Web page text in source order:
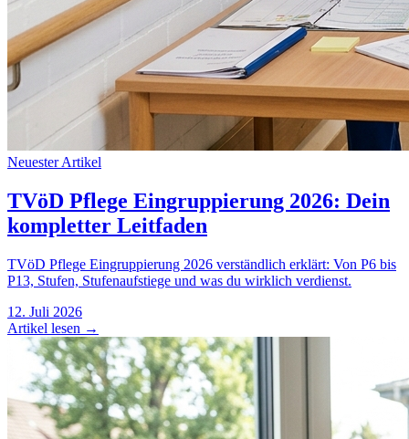
Neuester Artikel
TVöD Pflege Eingruppierung 2026: Dein
kompletter Leitfaden
TVöD Pflege Eingruppierung 2026 verständlich erklärt: Von P6 bis
P13, Stufen, Stufenaufstiege und was du wirklich verdienst.
12. Juli 2026
Artikel lesen →